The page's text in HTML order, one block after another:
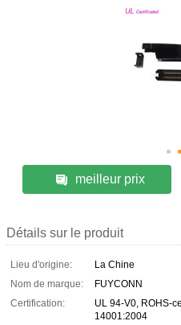
meilleur prix
Détails sur le produit
Lieu d'origine:
La Chine
Nom de marque:
FUYCONN
Certification:
UL 94-V0, ROHS-
14001:2004